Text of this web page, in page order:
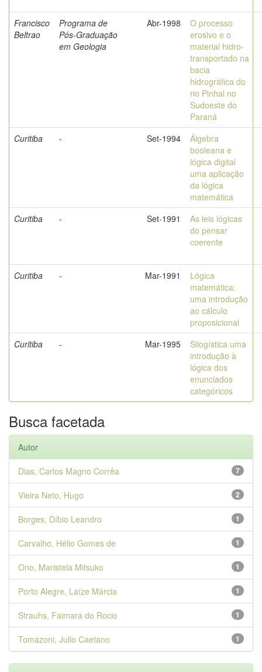
Francisco
Beltrao
Programa de
Pós-Graduação
em Geologia
Abr-1998
O processo
erosivo e o
material hidro-
transportado na
bacia
hidrográfica do
rio Pinhal no
Sudoeste do
Paraná
Curitiba
- Set-1994
Álgebra
booleana e
lógica digital
uma aplicação
da lógica
matemática
Curitiba
- Set-1991
As leis lógicas
do pensar
coerente
Curitiba - Mar-1991
Lógica
matemática:
uma introdução
ao cálculo
proposicional
Curitiba
- Mar-1995
Silogística uma
introdução à
lógica dos
enunciados
categóricos
Busca facetada
Autor
7
Dias, Carlos Magno Corrêa
2
Vieira Neto, Hugo
1
Borges, Díbio Leandro
1
Carvalho, Hélio Gomes de
1
Ono, Maristela Mitsuko
1
Porto Alegre, Laíze Márcia
1
Strauhs, Faimara do Rocio
1
Tomazoni, Julio Caetano